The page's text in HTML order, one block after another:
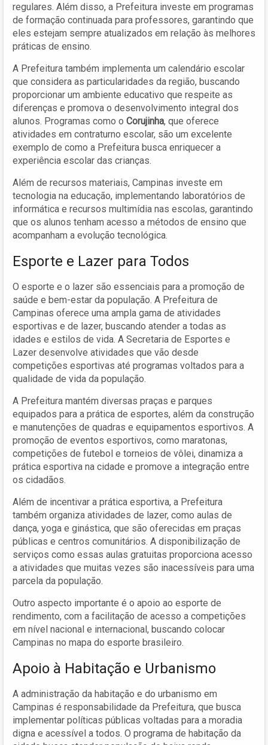
regulares. Além disso, a Prefeitura investe em programas
de formação continuada para professores, garantindo que
eles estejam sempre atualizados em relação às melhores
práticas de ensino.
A Prefeitura também implementa um calendário escolar
que considera as particularidades da região, buscando
proporcionar um ambiente educativo que respeite as
diferenças e promova o desenvolvimento integral dos
alunos. Programas como o Corujinha, que oferece
atividades em contraturno escolar, são um excelente
exemplo de como a Prefeitura busca enriquecer a
experiência escolar das crianças.
Além de recursos materiais, Campinas investe em
tecnologia na educação, implementando laboratórios de
informática e recursos multimídia nas escolas, garantindo
que os alunos tenham acesso a métodos de ensino que
acompanham a evolução tecnológica.
Esporte e Lazer para Todos
O esporte e o lazer são essenciais para a promoção de
saúde e bem-estar da população. A Prefeitura de
Campinas oferece uma ampla gama de atividades
esportivas e de lazer, buscando atender a todas as
idades e estilos de vida. A Secretaria de Esportes e
Lazer desenvolve atividades que vão desde
competições esportivas até programas voltados para a
qualidade de vida da população.
A Prefeitura mantém diversas praças e parques
equipados para a prática de esportes, além da construção
e manutenções de quadras e equipamentos esportivos. A
promoção de eventos esportivos, como maratonas,
competições de futebol e torneios de vôlei, dinamiza a
prática esportiva na cidade e promove a integração entre
os cidadãos.
Além de incentivar a prática esportiva, a Prefeitura
também organiza atividades de lazer, como aulas de
dança, yoga e ginástica, que são oferecidas em praças
públicas e centros comunitários. A disponibilização de
serviços como essas aulas gratuitas proporciona acesso
a atividades que muitas vezes são inacessíveis para uma
parcela da população.
Outro aspecto importante é o apoio ao esporte de
rendimento, com a facilitação de acesso a competições
em nível nacional e internacional, buscando colocar
Campinas no mapa do esporte brasileiro.
Apoio à Habitação e Urbanismo
A administração da habitação e do urbanismo em
Campinas é responsabilidade da Prefeitura, que busca
implementar políticas públicas voltadas para a moradia
digna e acessível a todos. O programa de habitação da